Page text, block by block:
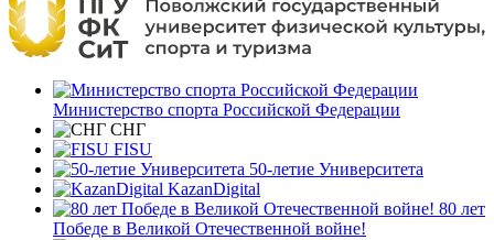
Министерство спорта Российской Федерации
СНГ
FISU
50-летие Университета
KazanDigital
80 лет
Победе в Великой Отечественной войне!